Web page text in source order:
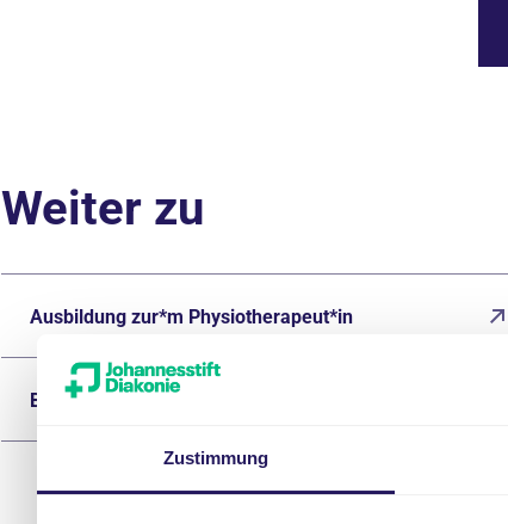
Zustimmung
Weiter zu
Ausbildung zur*m Physiotherapeut*in
Bewerbungstipps